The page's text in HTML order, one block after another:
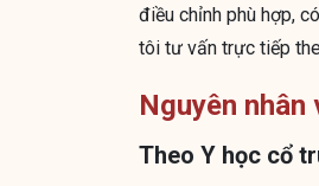
điều chỉnh phù hợp,
tôi tư vấn trực tiếp
Nguyên nhân
Theo Y học cổ